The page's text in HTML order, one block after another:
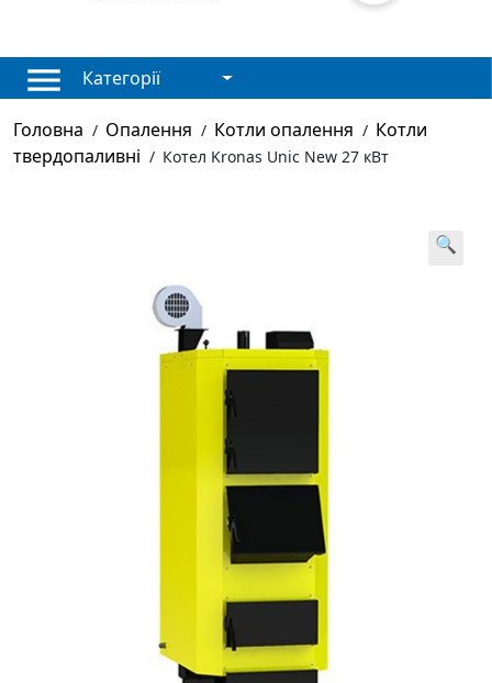
Категорії
Головна / Опалення / Котли опалення / Котли
твердопаливні / Котел Kronas Unic New 27 кВт
🔍